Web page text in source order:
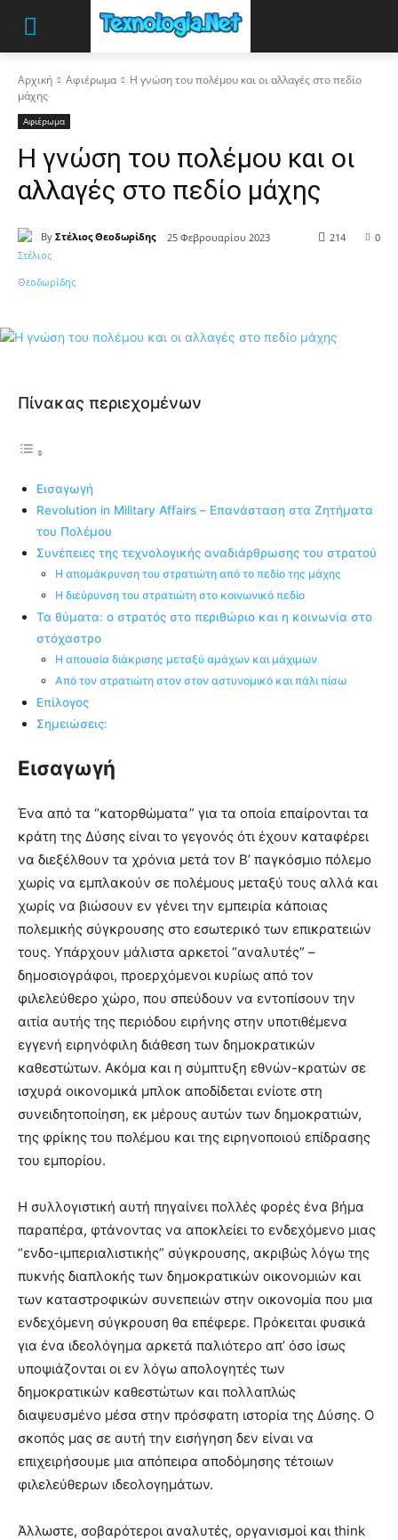
Αρχική Αφιέρωμα
Η γνώση του πολέμου και οι αλλαγές στο πεδίο
μάχης
Αφιέρωμα
Η γνώση του πολέμου και οι
αλλαγές στο πεδίο μάχης
By Στέλιος Θεοδωρίδης 25 Φεβρουαρίου 2023 0
214
Πίνακας περιεχομένων
Εισαγωγή
Revolution in Military Affairs – Επανάσταση στα Ζητήματα
του Πολέμου
Συνέπειες της τεχνολογικής αναδιάρθρωσης του στρατού
Η απομάκρυνση του στρατιώτη από το πεδίο της μάχης
Η διεύρυνση του στρατιώτη στο κοινωνικό πεδίο
Τα θύματα: ο στρατός στο περιθώριο και η κοινωνία στο
στόχαστρο
Η απουσία διάκρισης μεταξύ αμάχων και μάχιμων
Από τον στρατιώτη στον στον αστυνομικό και πάλι πίσω
Επίλογος
Σημειώσεις:
Εισαγωγή
Ένα από τα “κατορθώματα” για τα οποία επαίρονται τα
κράτη της Δύσης είναι το γεγονός ότι έχουν καταφέρει
να διεξέλθουν τα χρόνια μετά τον Β’ παγκόσμιο πόλεμο
χωρίς να εμπλακούν σε πολέμους μεταξύ τους αλλά και
χωρίς να βιώσουν εν γένει την εμπειρία κάποιας
πολεμικής σύγκρουσης στο εσωτερικό των επικρατειών
τους. Υπάρχουν μάλιστα αρκετοί “αναλυτές” –
δημοσιογράφοι, προερχόμενοι κυρίως από τον
φιλελεύθερο χώρο, που σπεύδουν να εντοπίσουν την
αιτία αυτής της περιόδου ειρήνης στην υποτιθέμενα
εγγενή ειρηνόφιλη διάθεση των δημοκρατικών
καθεστώτων. Ακόμα και η σύμπτυξη εθνών-κρατών σε
ισχυρά οικονομικά μπλοκ αποδίδεται ενίοτε στη
συνειδητοποίηση, εκ μέρους αυτών των δημοκρατιών,
της φρίκης του πολέμου και της ειρηνοποιού επίδρασης
του εμπορίου.
Η συλλογιστική αυτή πηγαίνει πολλές φορές ένα βήμα
παραπέρα, φτάνοντας να αποκλείει το ενδεχόμενο μιας
“ενδο-ιμπεριαλιστικής” σύγκρουσης, ακριβώς λόγω της
πυκνής διαπλοκής των δημοκρατικών οικονομιών και
των καταστροφικών συνεπειών στην οικονομία που μια
ενδεχόμενη σύγκρουση θα επέφερε. Πρόκειται φυσικά
για ένα ιδεολόγημα αρκετά παλιότερο απ’ όσο ίσως
υποψιάζονται οι εν λόγω απολογητές των
δημοκρατικών καθεστώτων και πολλαπλώς
διαψευσμένο μέσα στην πρόσφατη ιστορία της Δύσης. Ο
σκοπός μας σε αυτή την εισήγηση δεν είναι να
επιχειρήσουμε μια απόπειρα αποδόμησης τέτοιων
φιλελεύθερων ιδεολογημάτων.
Άλλωστε, σοβαρότεροι αναλυτές, οργανισμοί και think